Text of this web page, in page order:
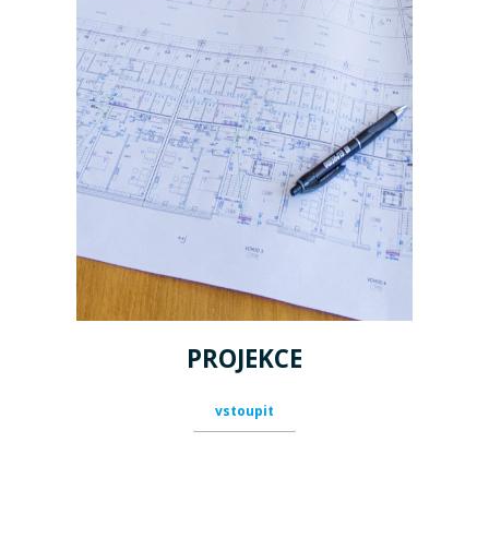
PROJEKCE
vstoupit